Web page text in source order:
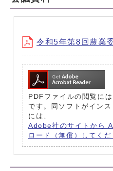
令和5年第8回農業
PDFファイルの閲覧に
です。同ソフトがイン
には、
Adobe社のサイトから
ロード（無償）してくだ